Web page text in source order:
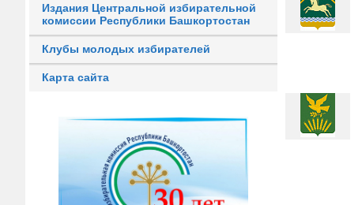
Издания Центральной избирательной
комиссии Республики Башкортостан
Клубы молодых избирателей
Карта сайта